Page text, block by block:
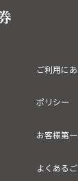
ご利用に
ポリシー
お客様第
よくある